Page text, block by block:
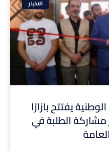
الاخبار
يفتتح بازارًا
مشاركة الطلبة في